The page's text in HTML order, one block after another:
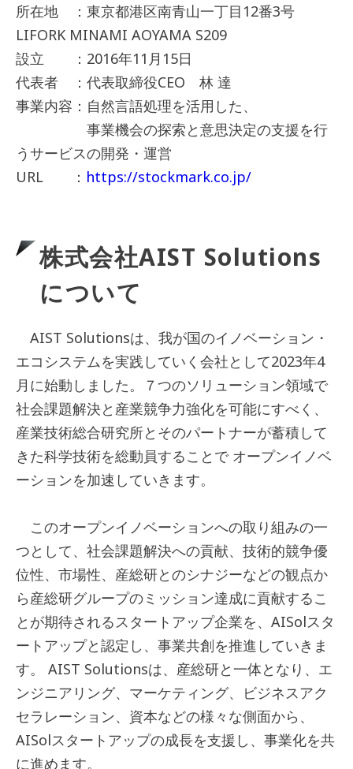
所在地 ：東京都港区南青山一丁目12番3号
LIFORK MINAMI AOYAMA S209
設立 ：2016年11月15日
代表者 ：代表取締役CEO 林 達
事業内容：自然言語処理を活用した、
事業機会の探索と意思決定の支援を行
うサービスの開発・運営
URL ： https://stockmark.co.jp/
株式会社AIST Solutions
について
AIST Solutionsは、我が国のイノベーション・
エコシステムを実践していく会社として2023年4
月に始動しました。７つのソリューション領域で
社会課題解決と産業競争力強化を可能にすべく、
産業技術総合研究所とそのパートナーが蓄積して
きた科学技術を総動員することで オープンイノベ
ーションを加速していきます。
このオープンイノベーションへの取り組みの一
つとして、社会課題解決への貢献、技術的競争優
位性、市場性、産総研とのシナジーなどの観点か
ら産総研グループのミッション達成に貢献するこ
とが期待されるスタートアップ企業を、AISolスタ
ートアップと認定し、事業共創を推進していきま
す。 AIST Solutionsは、産総研と一体となり、エ
ンジニアリング、マーケティング、ビジネスアク
セラレーション、資本などの様々な側面から、
AISolスタートアップの成長を支援し、事業化を共
に進めます。